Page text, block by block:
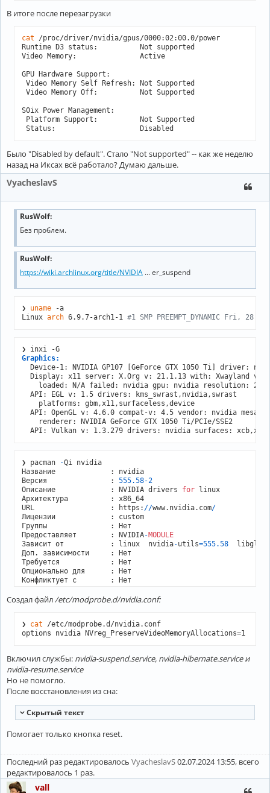
В итоге после перезагрузки
cat /proc/driver/nvidia/gpus/0000:02:00.0/power
Runtime D3 status:          Not supported
Video Memory:               Active
GPU Hardware Support:
Video Memory Self Refresh: Not Supported
Video Memory Off:          Not Supported
S0ix Power Management:
Platform Support:          Not Supported
Было "Disabled by default". Стало "Not supported" -- как же неделю
назад на Иксах всё работало? Думаю дальше.
VyacheslavS
RusWolf:
Без проблем.
RusWolf:
https://wiki.archlinux.org/title/NVIDIA ... er_suspend
❯ uname -a
Linux arch 6.9.7-arch1-1 #1 SMP PREEMPT_DYNAMIC Fri, 28
Graphics:
Device-1: NVIDIA GP107 [GeForce GTX 1050 Ti] driver:
Display: x11 server: X.Org v: 21.1.13 with: Xwayland v:
loaded: N/A failed: nvidia gpu: nvidia resolution:
  API: EGL v: 1.5 drivers: kms_swrast,nvidia,swrast
    platforms: gbm,x11,surfaceless,device
API: OpenGL v: 4.6.0 compat-v: 4.5 vendor: nvidia mesa
    renderer: NVIDIA GeForce GTX 1050 Ti/PCIe/SSE2
❯ pacman -Qi nvidia
Название             : nvidia
Версия               : 555.58-2
Описание             : NVIDIA drivers for linux
Архитектура          : x86_64
URL                  : https: //www.nvidia.com/
Лицензии             : custom
Группы               : Нет
Предоставляет        : NVIDIA-MODULE
Зависит от           : linux  nvidia-utils=555.58
  libglvnd
Доп. зависимости     : Нет
Требуется            : Нет
Опционально для      : Нет
Конфликтует с        : Нет
Установленный размер : 40,82 MiB
Дата установки       : Вс 30 июн
Причина установки    : Явно установлен
Создал файл/etc/modprobe.d/nvidia.conf:
❯ cat /etc/modprobe.d/nvidia.conf
options nvidia NVreg_PreserveVideoMemoryAllocations=1
Включил службы: nvidia-suspend.service, nvidia-hibernate.service и
nvidia-resume.service
Но не помогло.
После восстановления из сна:
Cкрытый текст
Помогает только кнопка reset.
Последний раз редактировалось VyacheslavS02.07.2024 13:55, всего
редактировалось 1 раз.
vall